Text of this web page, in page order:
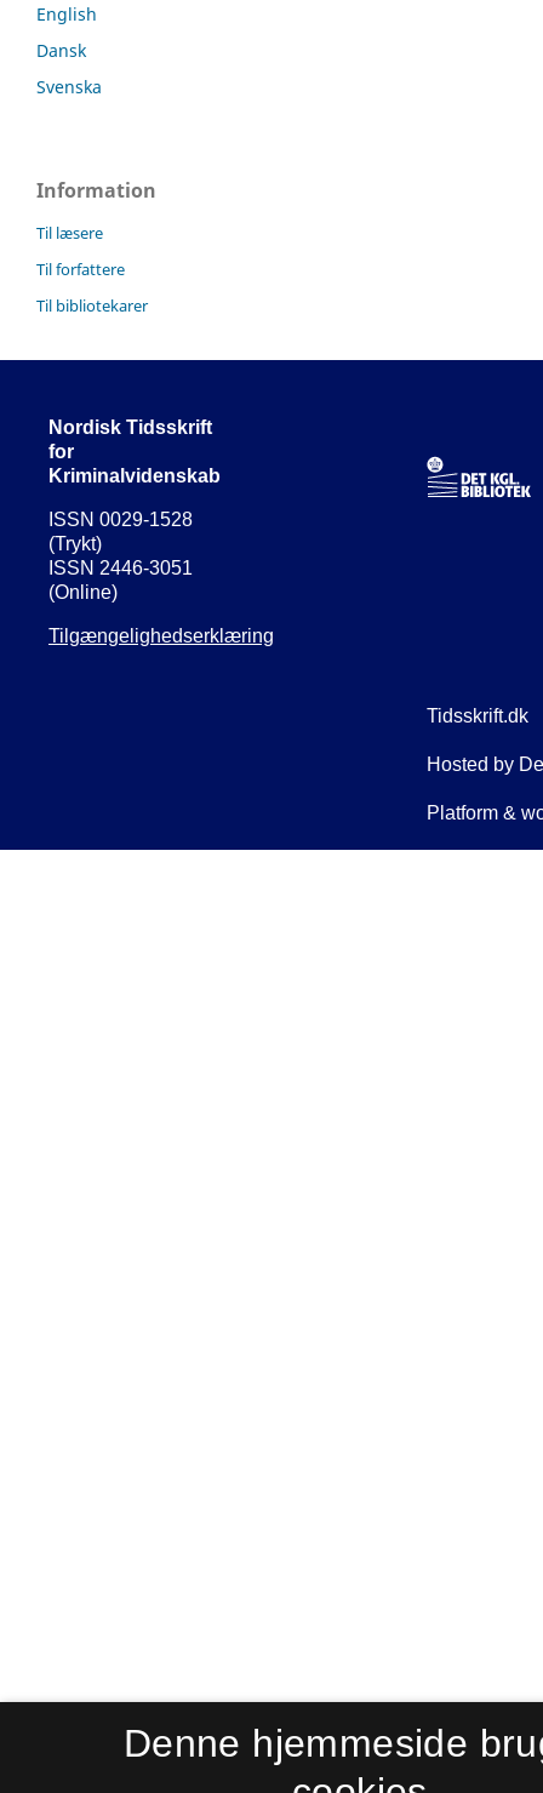
English
Dansk
Svenska
Information
Til læsere
Til forfattere
Til bibliotekarer
Nordisk Tidsskrift
for
Kriminalvidenskab
ISSN 0029-1528
(Trykt)
ISSN 2446-3051
(Online)
Tilgængelighedserklæring
Denne hjemmeside